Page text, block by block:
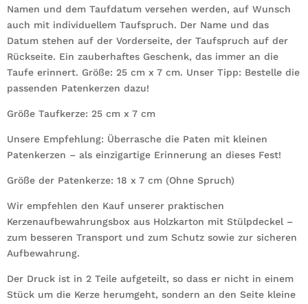
Namen und dem Taufdatum versehen werden, auf Wunsch
auch mit individuellem Taufspruch. Der Name und das
Datum stehen auf der Vorderseite, der Taufspruch auf der
Rückseite. Ein zauberhaftes Geschenk, das immer an die
Taufe erinnert. Größe: 25 cm x 7 cm. Unser Tipp: Bestelle die
passenden Patenkerzen dazu!
Größe Taufkerze: 25 cm x 7 cm
Unsere Empfehlung: Überrasche die Paten mit kleinen
Patenkerzen – als einzigartige Erinnerung an dieses Fest!
Größe der Patenkerze: 18 x 7 cm (Ohne Spruch)
Wir empfehlen den Kauf unserer praktischen
Kerzenaufbewahrungsbox aus Holzkarton mit Stülpdeckel –
zum besseren Transport und zum Schutz sowie zur sicheren
Aufbewahrung.
Der Druck ist in 2 Teile aufgeteilt, so dass er nicht in einem
Stück um die Kerze herumgeht, sondern an den Seite kleine